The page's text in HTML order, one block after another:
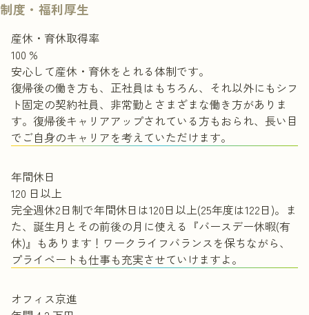
制度・福利厚生
産休・育休取得率
100 %
安心して産休・育休をとれる体制です。
復帰後の働き方も、正社員はもちろん、それ以外にもシフ
ト固定の契約社員、非常勤とさまざまな働き方がありま
す。復帰後キャリアアップされている方もおられ、長い目
でご自身のキャリアを考えていただけます。
年間休日
120 日以上
完全週休2日制で年間休日は120日以上(25年度は122日)。ま
た、誕生月とその前後の月に使える『バースデー休暇(有
休)』もあります！ワークライフバランスを保ちながら、
プライベートも仕事も充実させていけますよ。
オフィス京進